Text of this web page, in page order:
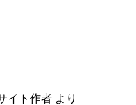
イト作者 より